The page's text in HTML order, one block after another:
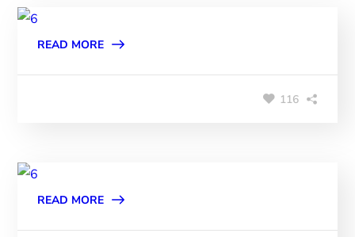
READ MORE
116
READ MORE